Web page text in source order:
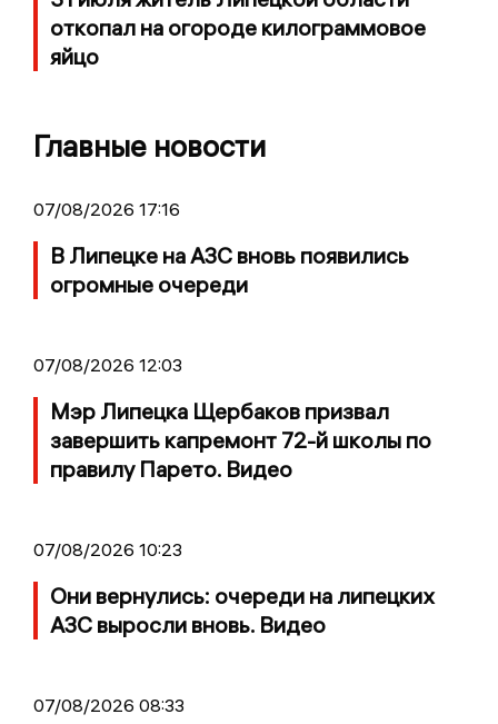
откопал на огороде килограммовое
яйцо
Главные новости
07/08/2026 17:16
В Липецке на АЗС вновь появились
огромные очереди
07/08/2026 12:03
Мэр Липецка Щербаков призвал
завершить капремонт 72-й школы по
правилу Парето. Видео
07/08/2026 10:23
Они вернулись: очереди на липецких
АЗС выросли вновь. Видео
07/08/2026 08:33